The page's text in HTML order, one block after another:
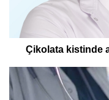
Çikolata kistinde